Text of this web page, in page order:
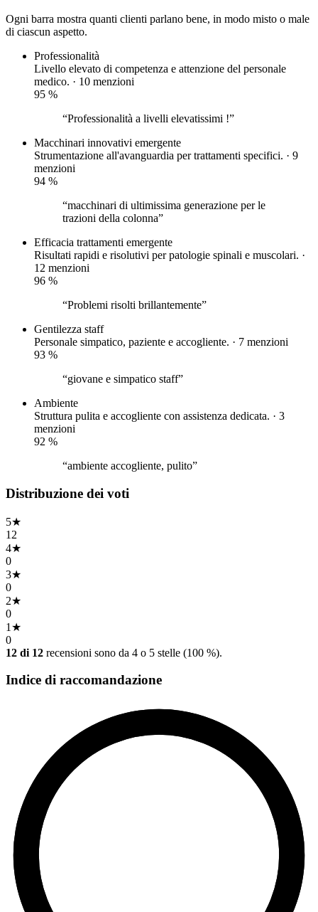
Ogni barra mostra quanti clienti parlano bene, in modo misto o male
di ciascun aspetto.
Professionalità
Livello elevato di competenza e attenzione del personale
medico. · 10 menzioni
95 %
“Professionalità a livelli elevatissimi !”
Macchinari innovativi emergente
Strumentazione all'avanguardia per trattamenti specifici. · 9
menzioni
94 %
“macchinari di ultimissima generazione per le
trazioni della colonna”
Efficacia trattamenti emergente
Risultati rapidi e risolutivi per patologie spinali e muscolari. ·
12 menzioni
96 %
“Problemi risolti brillantemente”
Gentilezza staff
Personale simpatico, paziente e accogliente. · 7 menzioni
93 %
“giovane e simpatico staff”
Ambiente
Struttura pulita e accogliente con assistenza dedicata. · 3
menzioni
92 %
“ambiente accogliente, pulito”
Distribuzione dei voti
5★
12
4★
0
3★
0
2★
0
1 ★
0
12 di 12 recensioni sono da 4 o 5 stelle (100 %).
Indice di raccomandazione